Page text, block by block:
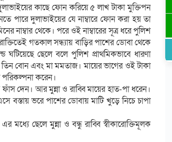
কাছে ফোন করিয়ে ৫ লাখ টাকা মুক্তিপন
পারে দুলাভাইয়ের যে নাম্বারে ফোন করা হয় তা
নাম্বার থেকে। পরে ওই নাম্বারের সূত্র ধরে পুলিশ
গতকাল সন্ধ্যায় বাড়ির পাশের ডোবা থেকে
ছেলে বলে পুলিশ প্রাথমিকভাবে ধারণা
বোন এবং মা মমতাজ। মায়ের ভাগের ওই টাকা
পরিকল্পনা করেন।
দেন। আর মুন্না ও রাব্বি মায়ের হাত-পা ধরেন।
বস্তায় ভরে পাশের ডোবায় মাটি খুড়ে নিচে চাপা
ছেলে মুন্না ও বন্ধু রাব্বি স্বীকারোক্তিমূলক